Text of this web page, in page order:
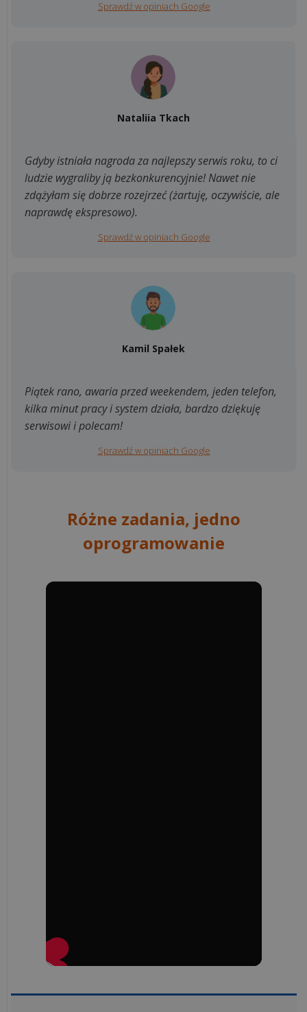
Sprawdź w opiniach Google
Nataliia Tkach
Gdyby istniała nagroda za najlepszy serwis roku, to ci
ludzie wygraliby ją bezkonkurencyjnie! Nawet nie
zdążyłam się dobrze rozejrzeć (żartuję, oczywiście, ale
naprawdę ekspresowo).
Sprawdź w opiniach Google
Kamil Spałek
Piątek rano, awaria przed weekendem, jeden telefon,
kilka minut pracy i system działa, bardzo dziękuję
serwisowi i polecam!
Sprawdź w opiniach Google
Różne zadania, jedno
oprogramowanie